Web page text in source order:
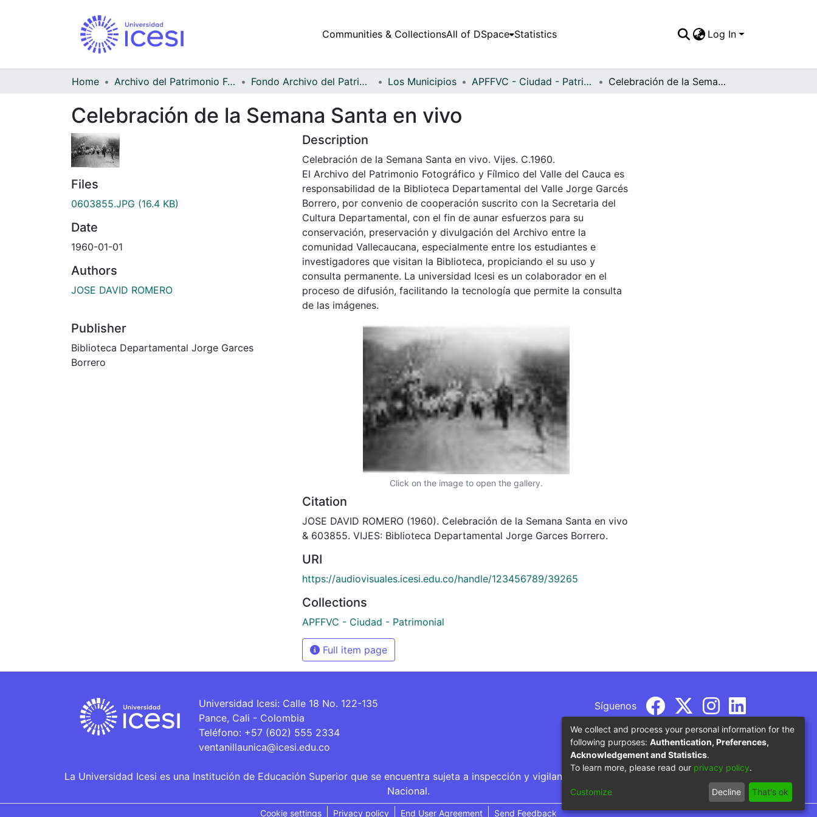
Communities & CollectionsAll of DSpace Statistics Log In
Home Archivo del Patrimonio Fotográfico y Fílmico del Valle del Cauca Fondo Archivo del Patrimonio Fotográfico y Fílmico del Valle del Cauca Los Municipios APFFVC - Ciudad - Patrimonial Celebración de la Semana Santa en vivo
Celebración de la Semana Santa en vivo
Files
0603855.JPG (16.4 KB)
Date
1960-01-01
Authors
JOSE DAVID ROMERO
Publisher
Biblioteca Departamental Jorge Garces
Borrero
Description
Celebración de la Semana Santa en vivo. Vijes. C.1960.
El Archivo del Patrimonio Fotográfico y Fílmico del Valle del Cauca es
responsabilidad de la Biblioteca Departamental del Valle Jorge Garcés
Borrero, por convenio de cooperación suscrito con la Secretaria del
Cultura Departamental, con el fin de aunar esfuerzos para su
conservación, preservación y divulgación del Archivo entre la
comunidad Vallecaucana, especialmente entre los estudiantes e
investigadores que visitan la Biblioteca, propiciando el su uso y
consulta permanente. La universidad Icesi es un colaborador en el
proceso de difusión, facilitando la tecnología que permite la consulta
de las imágenes.
Click on the image to open the gallery.
Citation
JOSE DAVID ROMERO (1960). Celebración de la Semana Santa en vivo
& 603855. VIJES: Biblioteca Departamental Jorge Garces Borrero.
URI
https://audiovisuales.icesi.edu.co/handle/123456789/39265
Collections
APFFVC - Ciudad - Patrimonial
Full item page
Universidad Icesi: Calle 18 No. 122-135
Pance, Cali - Colombia
Teléfono: +57 (602) 555 2334
ventanillaunica@icesi.edu.co
Síguenos
La Universidad Icesi es una Institución de Educación Superior que se encuentra sujeta a inspección y vigilancia por parte del Ministerio de Educación
Nacional.
Cookie settings Privacy policy End User Agreement Send Feedback
We collect and process your personal information for the
following purposes: Authentication, Preferences,
Acknowledgement and Statistics.
To learn more, please read our privacy policy.
Customize Decline That's ok